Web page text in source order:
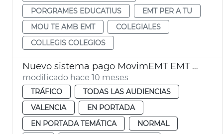
PORGRAMES EDUCATIUS
EMT PER A TU
MOU TE AMB EMT
COLEGIALES
COLLEGIS COLEGIOS
Nuevo sistema pago MovimEMT EMT València
modificado hace 10 meses
TRÁFICO
TODAS LAS AUDIENCIAS
VALENCIA
EN PORTADA
EN PORTADA TEMÁTICA
NORMAL